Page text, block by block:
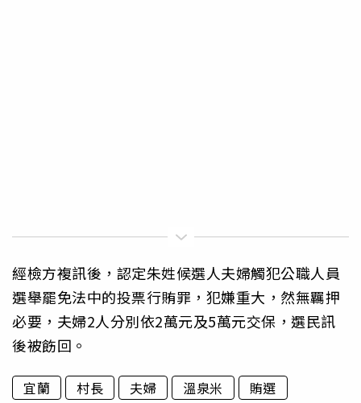
經檢方複訊後，認定朱姓候選人夫婦觸犯公職人員
選舉罷免法中的投票行賄罪，犯嫌重大，然無羈押
必要，夫婦2人分別依2萬元及5萬元交保，選民訊
後被飭回。
宜蘭 村長 夫婦 溫泉米 賄選